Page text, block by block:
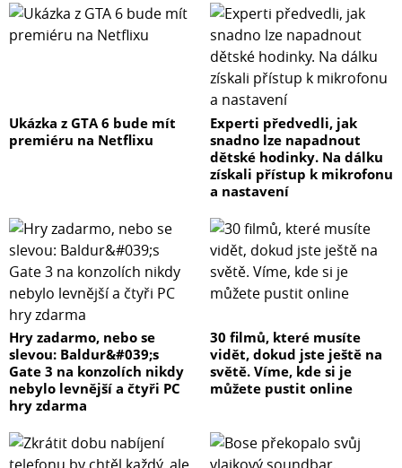
Ukázka z GTA 6 bude mít
premiéru na Netflixu
Experti předvedli, jak
snadno lze napadnout
dětské hodinky. Na dálku
získali přístup k mikrofonu
a nastavení
Hry zadarmo, nebo se
slevou: Baldur&#039;s
Gate 3 na konzolích nikdy
nebylo levnější a čtyři PC
hry zdarma
30 filmů, které musíte
vidět, dokud jste ještě na
světě. Víme, kde si je
můžete pustit online